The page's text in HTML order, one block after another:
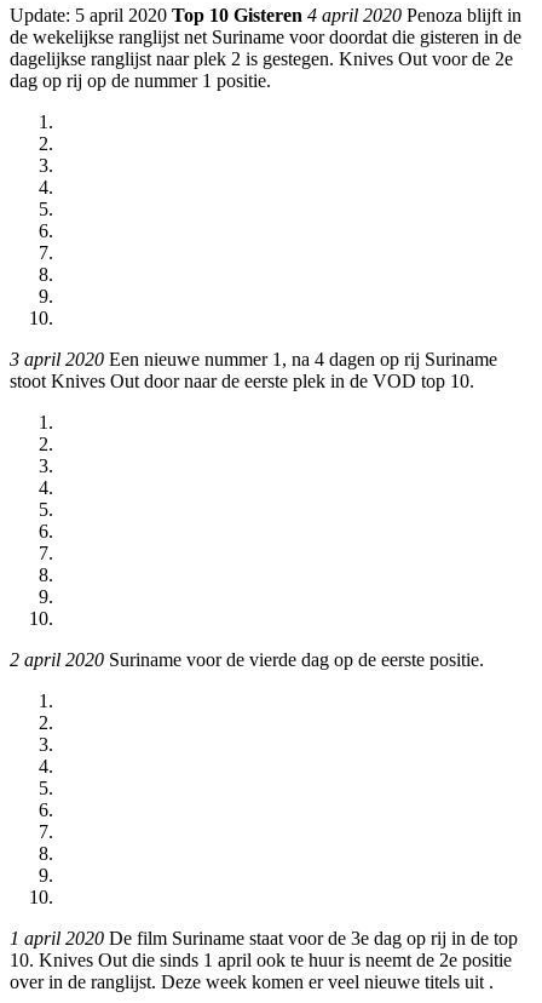
Update: 5 april 2020 Top 10 Gisteren 4 april 2020 Penoza blijft in
de wekelijkse ranglijst net Suriname voor doordat die gisteren in de
dagelijkse ranglijst naar plek 2 is gestegen. Knives Out voor de 2e
dag op rij op de nummer 1 positie.
3 april 2020 Een nieuwe nummer 1, na 4 dagen op rij Suriname
stoot Knives Out door naar de eerste plek in de VOD top 10.
2 april 2020 Suriname voor de vierde dag op de eerste positie.
1 april 2020 De film Suriname staat voor de 3e dag op rij in de top
10. Knives Out die sinds 1 april ook te huur is neemt de 2e positie
over in de ranglijst. Deze week komen er veel nieuwe titels uit .